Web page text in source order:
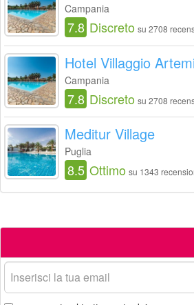
Campania
7.8 Discreto su 2708
Hotel Villaggio
Campania
7.8 Discreto su 2708
Meditur Village
Puglia
8.5 Ottimo su 1343
La
tua
email